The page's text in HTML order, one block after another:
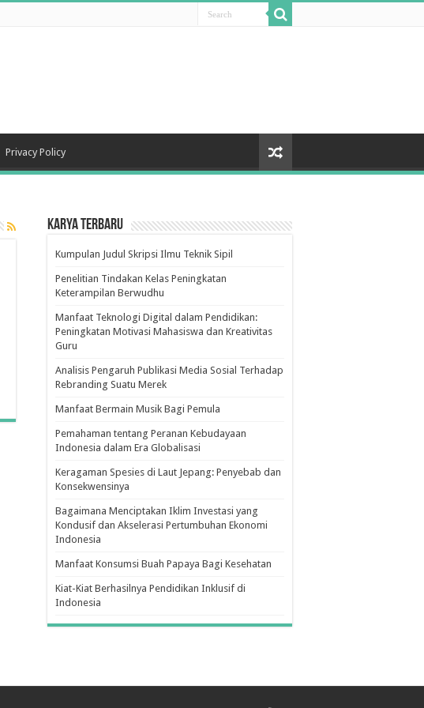
Privacy Policy
Karya Terbaru
Kumpulan Judul Skripsi Ilmu Teknik Sipil
Penelitian Tindakan Kelas Peningkatan
Keterampilan Berwudhu
Manfaat Teknologi Digital dalam Pendidikan:
Peningkatan Motivasi Mahasiswa dan Kreativitas
Guru
Analisis Pengaruh Publikasi Media Sosial Terhadap
Rebranding Suatu Merek
Manfaat Bermain Musik Bagi Pemula
Pemahaman tentang Peranan Kebudayaan
Indonesia dalam Era Globalisasi
Keragaman Spesies di Laut Jepang: Penyebab dan
Konsekwensinya
Bagaimana Menciptakan Iklim Investasi yang
Kondusif dan Akselerasi Pertumbuhan Ekonomi
Indonesia
Manfaat Konsumsi Buah Papaya Bagi Kesehatan
Kiat-Kiat Berhasilnya Pendidikan Inklusif di
Indonesia